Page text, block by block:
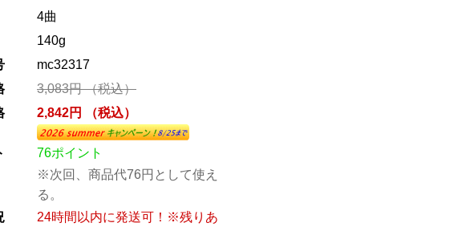
4曲
140g
mc32317
3,083円 （税込）
2,842円 （税込）
76ポイント
※次回、商品代76円として使え
る。
24時間以内に発送可！※残りあ